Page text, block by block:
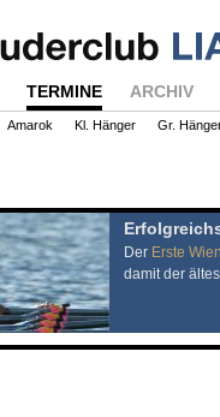
TERMINE ARCHIV
Amarok Kl. Hänger Gr.
Der Erste
damit der